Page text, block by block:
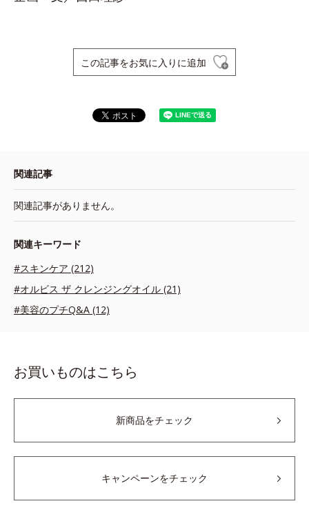
この記事をお気に入りに追加
関連記事
関連記事がありません。
関連キーワード
#スキンケア (212)
#オルビス ザ クレンジングオイル (21)
#美容のプチQ&A (12)
お買いものはこちら
新商品をチェック
キャンペーンをチェック